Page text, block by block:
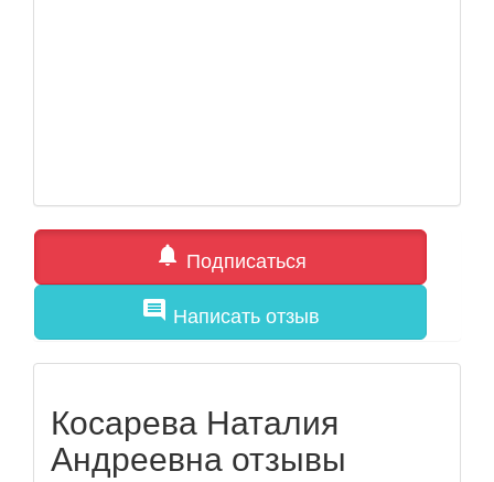
notifications Подписаться
comment Написать отзыв
Косарева Наталия
Андреевна отзывы